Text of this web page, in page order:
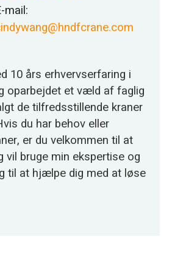
mail:
10 års erhvervserfaring i
oparbejdet et væld af faglig
de tilfredsstillende kraner
du har behov eller
er du velkommen til at
vil bruge min ekspertise og
til at hjælpe dig med at løse